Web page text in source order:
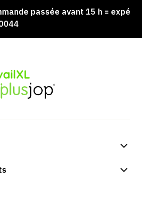
passée avant 15 h = expédiée